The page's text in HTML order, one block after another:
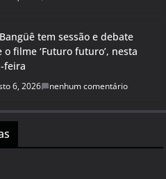
tem sessão e debate
o filme ‘Futuro futuro’, nesta
feira
6, 2026 nenhum comentário